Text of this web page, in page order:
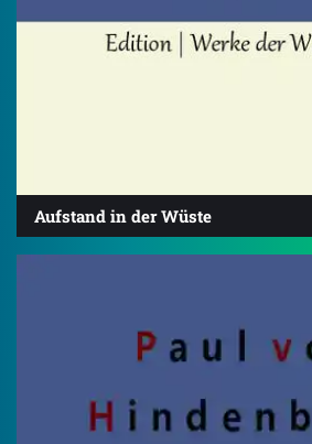
Aufstand in der Wüste